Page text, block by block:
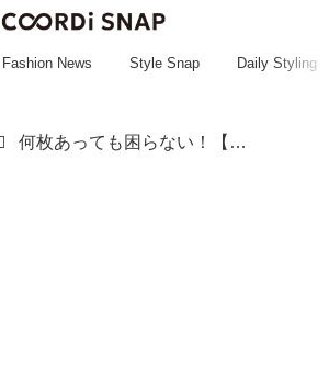
~~~~~~~~~~~
Fashion News Style Snap Daily Styling
何枚あっても困らない！【ハニーズ】お仕事服におすすめ♡「高見えブラウス」